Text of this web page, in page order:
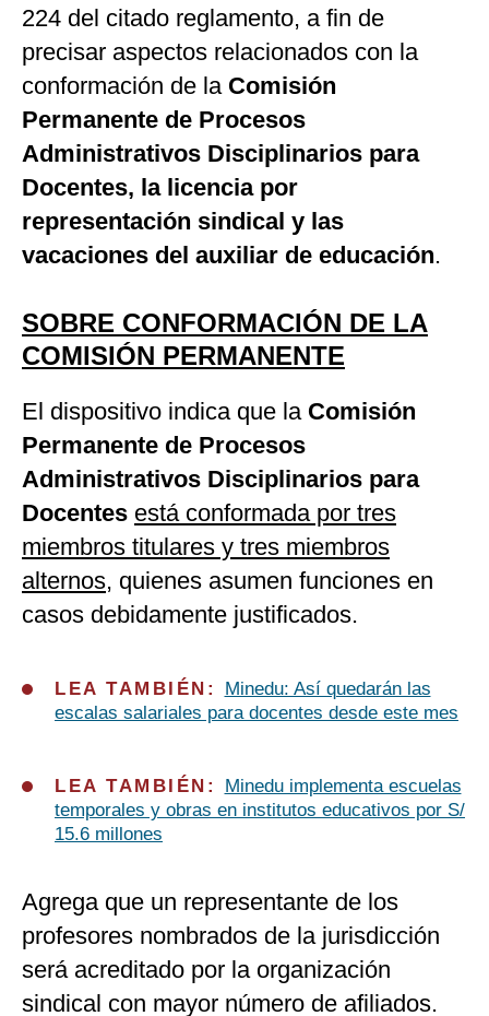
224 del citado reglamento, a fin de
precisar aspectos relacionados con la
conformación de la Comisión
Permanente de Procesos
Administrativos Disciplinarios para
Docentes, la licencia por
representación sindical y las
vacaciones del auxiliar de educación.
SOBRE CONFORMACIÓN DE LA
COMISIÓN PERMANENTE
El dispositivo indica que la Comisión
Permanente de Procesos
Administrativos Disciplinarios para
Docentes está conformada por tres
miembros titulares y tres miembros
alternos, quienes asumen funciones en
casos debidamente justificados.
LEA TAMBIÉN:
Minedu: Así quedarán las
escalas salariales para docentes desde este mes
LEA TAMBIÉN:
Minedu implementa escuelas
temporales y obras en institutos educativos por S/
15.6 millones
Agrega que un representante de los
profesores nombrados de la jurisdicción
será acreditado por la organización
sindical con mayor número de afiliados.